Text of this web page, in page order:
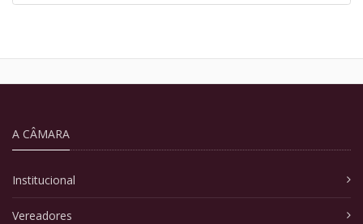
A CÂMARA
Institucional
Vereadores